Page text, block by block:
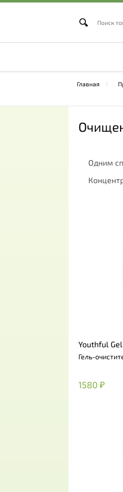
Главная
Одним
Youthful
Гель-
1580 ₽